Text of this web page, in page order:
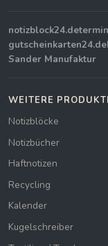
notizblock24.de
gutscheinkarten24.de
Sander Manufaktur
WEITERE
Notizblöcke
Notizbücher
Haftnotizen
Recycling
Kalender
Kugelschreiber